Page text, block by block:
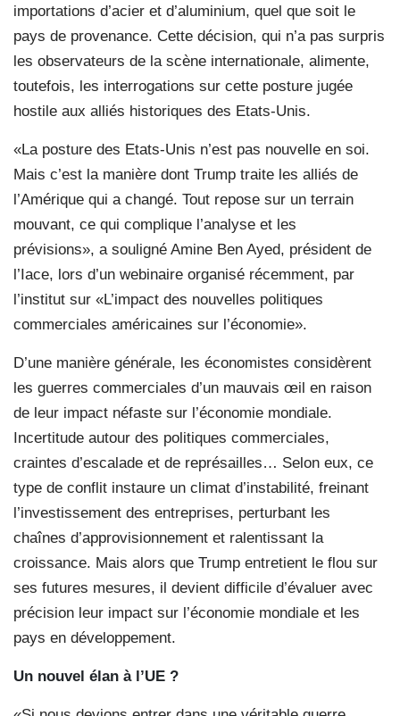
importations d’acier et d’aluminium, quel que soit le
pays de provenance. Cette décision, qui n’a pas surpris
les observateurs de la scène internationale, alimente,
toutefois, les interrogations sur cette posture jugée
hostile aux alliés historiques des Etats-Unis.
«La posture des Etats-Unis n’est pas nouvelle en soi.
Mais c’est la manière dont Trump traite les alliés de
l’Amérique qui a changé. Tout repose sur un terrain
mouvant, ce qui complique l’analyse et les
prévisions», a souligné Amine Ben Ayed, président de
l’Iace, lors d’un webinaire organisé récemment, par
l’institut sur «L’impact des nouvelles politiques
commerciales américaines sur l’économie».
D’une manière générale, les économistes considèrent
les guerres commerciales d’un mauvais œil en raison
de leur impact néfaste sur l’économie mondiale.
Incertitude autour des politiques commerciales,
craintes d’escalade et de représailles… Selon eux, ce
type de conflit instaure un climat d’instabilité, freinant
l’investissement des entreprises, perturbant les
chaînes d’approvisionnement et ralentissant la
croissance. Mais alors que Trump entretient le flou sur
ses futures mesures, il devient difficile d’évaluer avec
précision leur impact sur l’économie mondiale et les
pays en développement.
Un nouvel élan à l’UE ?